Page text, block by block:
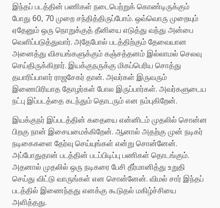
இந்தப் படத்தின் பணிகள் நடைபெற்றுக் கொண்டிருக்கும்
போது 60, 70 முறை சந்தித்திருப்போம். ஒவ்வொரு முறையும்
ஏதேனும் ஒரு நொறுக்குத் தீனியை எடுத்து வந்து அன்பை
வெளிப்படுத்துவார். அதேபோல் படத்திற்கும் தேவையான
அனைத்து விசயங்களுக்கும் கஞ்சத்தனம் இல்லாமல் செலவு
செய்திருக்கிறார். இயக்குநருக்கு மிகப்பெரிய சொத்து
தயாரிப்பாளர் ராஜசேகர் தான். அவர்கள் இருவரும்
இணைபிரியாத தோழர்கள் போல இருப்பார்கள். அவர்களுடைய
நட்பு இப்படத்தை கடந்தும் தொடரும் என நம்புகிறேன்.
இயக்குநர் இப்படத்தின் கதையை என்னிடம் முதலில் சொன்ன
பிறகு நான் இசையமைக்கிறேன். ஆனால் அதற்கு முன் நடிகர்
நடிகைகளை தேர்வு செய்யுங்கள் என்று சொன்னேன்.
அப்போதுதான் படத்தின் படப்பிடிப்பு பணிகள் தொடங்கும்.
அதனால் முதலில் ஒரு நடிகரை பேசி தீர்மானித்து உறுதி
செய்து விட்டு வாருங்கள் என சொன்னேன். விமல் சார் இந்தப்
படத்தில் இணைந்தது எனக்கு கூடுதல் மகிழ்ச்சியை
அளித்தது.